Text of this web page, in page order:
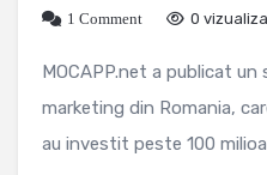
1 Comment
0
MOCAPP.net a publicat
marketing din Romania,
au investit peste 100